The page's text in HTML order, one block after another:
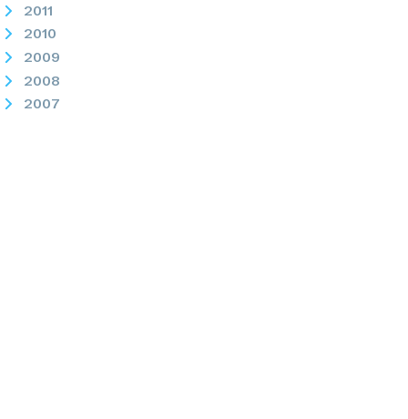
2011
2010
2009
2008
2007